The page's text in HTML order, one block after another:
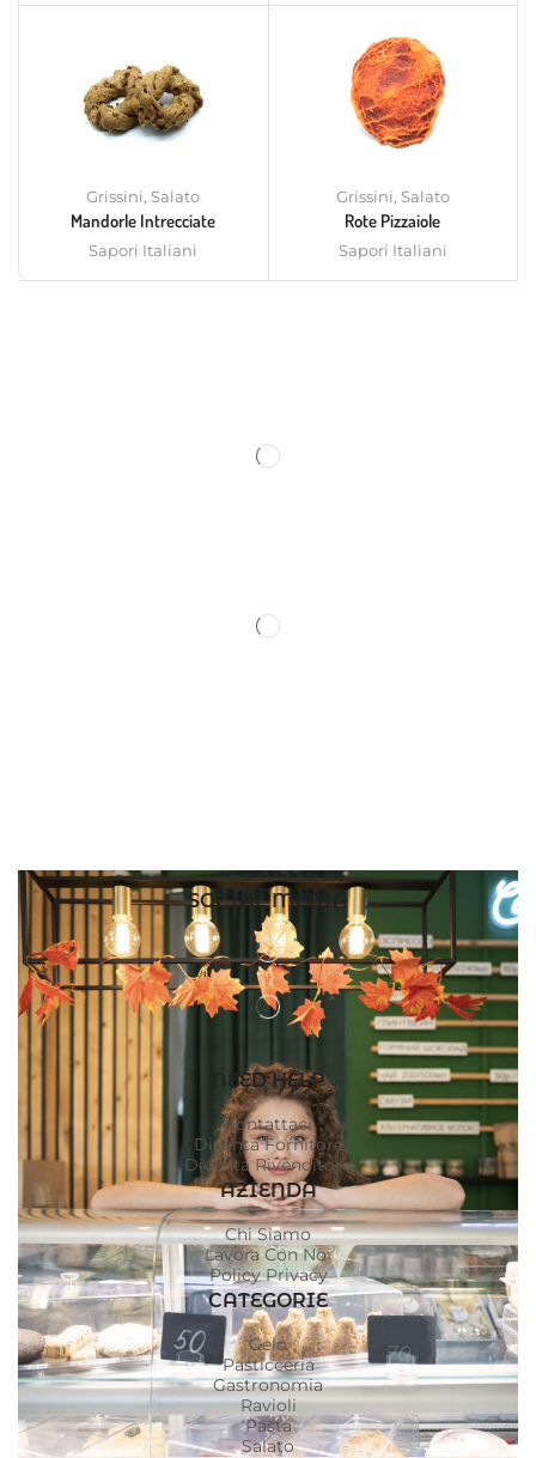
Grissini, Salato
Mandorle Intrecciate
Sapori Italiani
Grissini, Salato
Rote Pizzaiole
Sapori Italiani
SOCIAL MEDIA
NEED HELP
Contattaci
Diventa Fornitore
Diventa Rivenditore
AZIENDA
Chi Siamo
Lavora Con Noi
Policy Privacy
CATEGORIE
Gelo
Pasticceria
Gastronomia
Ravioli
Pasta
Salato